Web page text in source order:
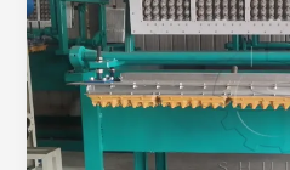
Machine
Boosts
Sudanese
Producer’s
Capacity